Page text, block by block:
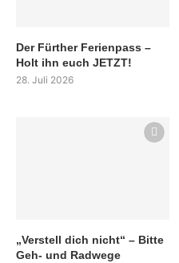
Der Fürther Ferienpass –
Holt ihn euch JETZT!
28. Juli 2026
„Verstell dich nicht“ – Bitte
Geh- und Radwege